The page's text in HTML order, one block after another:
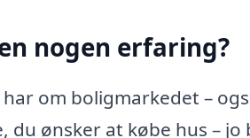
nogen erfaring?
om boligmarkedet –
du ønsker at købe hus –